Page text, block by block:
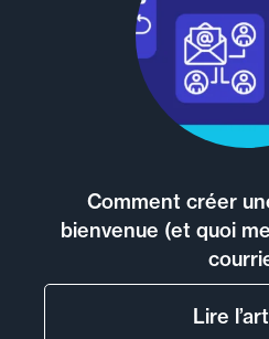
Comment créer
bienvenue (et quoi
Lire